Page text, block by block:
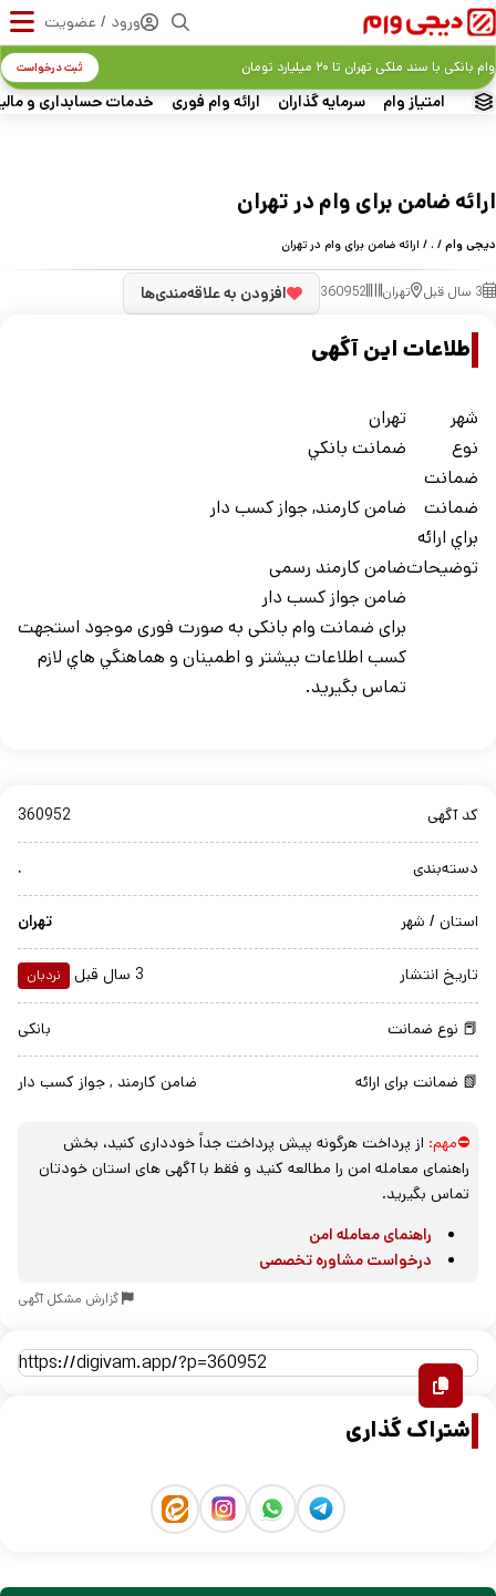
ورود / عضویت
امتیاز وام سرمایه گذاران ارائه وام فوری خدمات حسابداری و
وام بانکی با سند ملکی تهران تا ۲۰ میلیارد تومان ثبت درخواست
ارائه ضامن برای وام در تهران
دیجی وام/
. / ارائه ضامن برای وام در تهران
3 سال قبل تهران 360952 افزودن به علاقه‌مندی‌ها
اطلاعات این آگهی
شهر
تهران
نوع
ضمانت
ضمانت بانکي
ضمانت
براي ارائه
ضامن کارمند, جواز کسب دار
توضیحاتضامن کارمند رسمی
ضامن جواز کسب دار
برای ضمانت وام بانکی به صورت فوری موجود استجهت
کسب اطلاعات بيشتر و اطمينان و هماهنگي هاي لازم
تماس بگيريد.
کد آگهی 360952
دسته‌بندی .
استان / شهر تهران
تاریخ انتشار 3 سال قبل نردبان
📕 نوع ضمانت بانکی
📗 ضمانت برای ارائه ضامن کارمند , جواز کسب دار
⛔مهم: از پرداخت هرگونه پیش پرداخت جداً خودداری کنید، بخش
راهنمای معامله امن را مطالعه کنید و فقط با آگهی های استان خودتان
تماس بگیرید.
راهنمای معامله امن
درخواست مشاوره تخصصی
گزارش مشکل آگهی
اشتراک گذاری